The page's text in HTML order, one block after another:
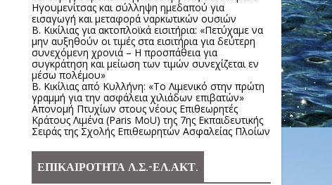
Ηγουμενίτσας και σύλληψη ημεδαπού για
εισαγωγή και μεταφορά ναρκωτικών ουσιών
Β. Κικίλιας για ακτοπλοϊκά εισιτήρια: «Πετύχαμε να
μην αυξηθούν οι τιμές στα εισιτήρια για δεύτερη
συνεχόμενη χρονιά – Η προσπάθεια για
συγκράτηση και μείωση των τιμών συνεχίζεται εν
μέσω πολέμου»
Β. Κικίλιας από Κυλλήνη: «Το Λιμενικό στην πρώτη
γραμμή για την ασφάλεια χιλιάδων επιβατών»
Απονομή Πτυχίων στους νέους Επιθεωρητές
Κράτους Λιμένα (Paris MoU) της 7ης Εκπαιδευτικής
Σειράς της Σχολής Επιθεωρητών Ασφαλείας Πλοίων
ΕΠΙΚΑΙΡΟΤΗΤΑ Λ.Σ.-ΕΛ.ΑΚΤ.